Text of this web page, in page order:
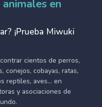
en
¡Prueba Miwuki
cientos de perros,
conejos, cobayas, ratas,
reptiles, aves... en
y asociaciones de